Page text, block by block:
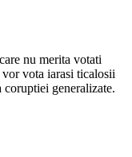
nu merita votati
vota iarasi ticalosii
coruptiei generalizate.